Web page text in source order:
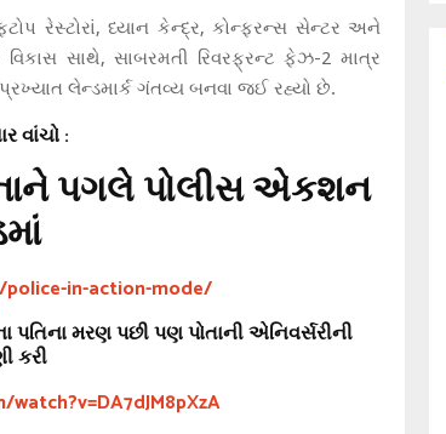
રેસ્ટોરાં, ધ્યાન કેન્દ્ર, કોન્ફરન્સ સેન્ટર અને
સાથે, સાબરમતી રિવરફ્રન્ટ ફેઝ-2 માત્ર
લેન્ડમાર્ક ગંતવ્ય બનવા જઈ રહ્યો છે.
વાંચો :
પગલે પોલીસ એકશન
in-action-mode/
પતિના મરણ પછી પણ પોતાની એનિવર્સરીની
કરી